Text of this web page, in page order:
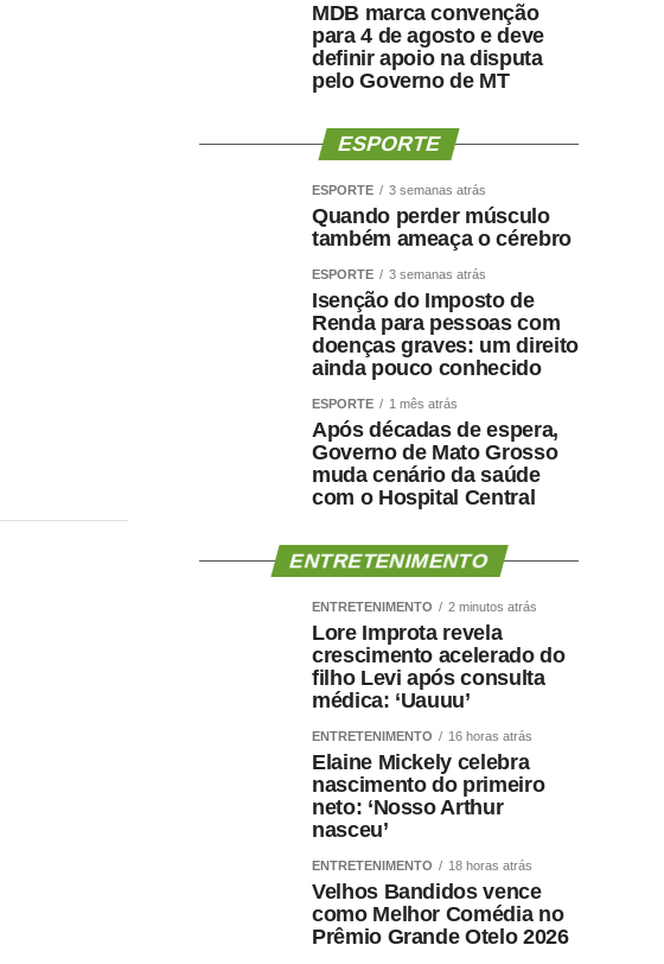
MDB marca convenção
para 4 de agosto e deve
definir apoio na disputa
pelo Governo de MT
ESPORTE
ESPORTE 3 semanas atrás
Quando perder músculo
também ameaça o cérebro
ESPORTE 3 semanas atrás
Isenção do Imposto de
Renda para pessoas com
doenças graves: um direito
ainda pouco conhecido
ESPORTE 1 mês atrás
Após décadas de espera,
Governo de Mato Grosso
muda cenário da saúde
com o Hospital Central
ENTRETENIMENTO
ENTRETENIMENTO 2 minutos atrás
Lore Improta revela
crescimento acelerado do
filho Levi após consulta
médica: ‘Uauuu’
ENTRETENIMENTO 16 horas atrás
Elaine Mickely celebra
nascimento do primeiro
neto: ‘Nosso Arthur
nasceu’
ENTRETENIMENTO 18 horas atrás
Velhos Bandidos vence
como Melhor Comédia no
Prêmio Grande Otelo 2026